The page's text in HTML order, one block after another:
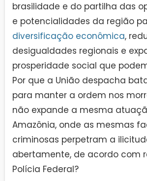
brasilidade e do partilha das
e potencialidades da região
diversificação econômica,
desigualdades regionais e
prosperidade social que
Por que a União despacha
para manter a ordem nos
não expande a mesma
Amazônia, onde as mesmas
criminosas perpetram a
abertamente, de acordo com
Polícia Federal?